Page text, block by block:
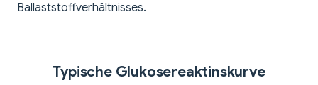
Ballaststoffverhältnisses.
Typische Glukosereaktinskurve